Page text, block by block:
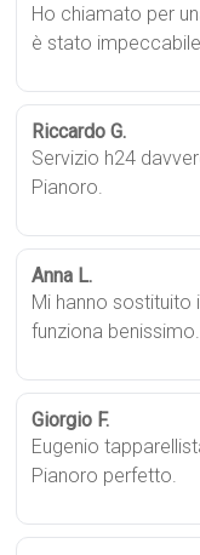
Ho chiamato per
è stato impeccabile.
Riccardo G.
Servizio h24
Pianoro.
Anna L.
Mi hanno sostituito
funziona
Giorgio F.
Eugenio
Pianoro perfetto.